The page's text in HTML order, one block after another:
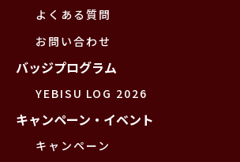
よくある質問
お問い合わせ
バッジプログラム
YEBISU LOG 2026
キャンペーン・イベント
キャンペーン